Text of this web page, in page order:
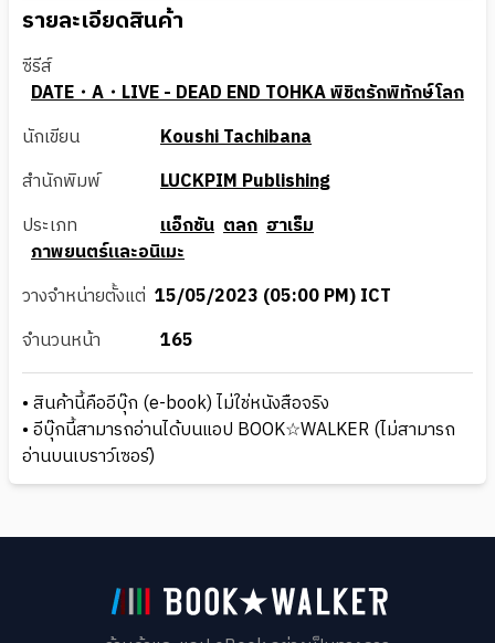
รายละเอียดสินค้า
ซีรีส์
DATE・A・LIVE - DEAD END TOHKA พิชิตรักพิทักษ์โลก
นักเขียน
Koushi Tachibana
สำนักพิมพ์
LUCKPIM Publishing
ประเภท
แอ็กชัน ตลก ฮาเร็ม
ภาพยนตร์และอนิเมะ
วางจำหน่ายตั้งแต่ 15/05/2023 (05:00 PM) ICT
จำนวนหน้า
165
• สินค้านี้คืออีบุ๊ก (e-book) ไม่ใช่หนังสือจริง
• อีบุ๊กนี้สามารถอ่านได้บนแอป BOOK☆WALKER (ไม่สามารถ
อ่านบนเบราว์เซอร์)